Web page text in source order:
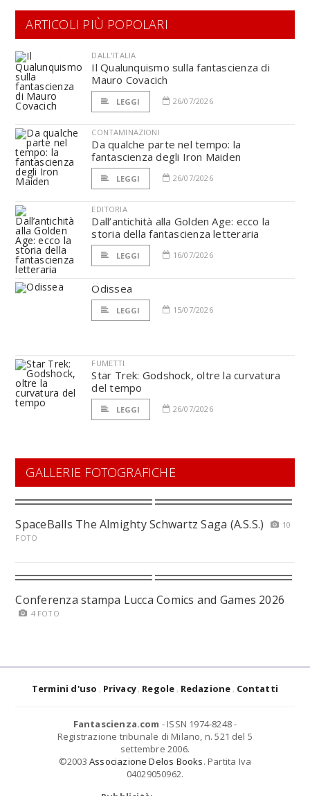
ARTICOLI PIÙ POPOLARI
DALL'ITALIA
Il Qualunquismo sulla fantascienza di
Mauro Covacich
LEGGI 26/07/2026
CONTAMINAZIONI
Da qualche parte nel tempo: la
fantascienza degli Iron Maiden
LEGGI 26/07/2026
EDITORIA
Dall’antichità alla Golden Age: ecco la
storia della fantascienza letteraria
LEGGI 16/07/2026
Odissea
LEGGI 15/07/2026
FUMETTI
Star Trek: Godshock, oltre la curvatura
del tempo
LEGGI 26/07/2026
GALLERIE FOTOGRAFICHE
SpaceBalls The Almighty Schwartz Saga (A.S.S.)
10
FOTO
Conferenza stampa Lucca Comics and Games 2026
4 FOTO
Termini d'uso Privacy Regole Redazione Contatti
Fantascienza.com - ISSN 1974-8248 -
Registrazione tribunale di Milano, n. 521 del 5
settembre 2006.
©2003 Associazione Delos Books. Partita Iva
04029050962.